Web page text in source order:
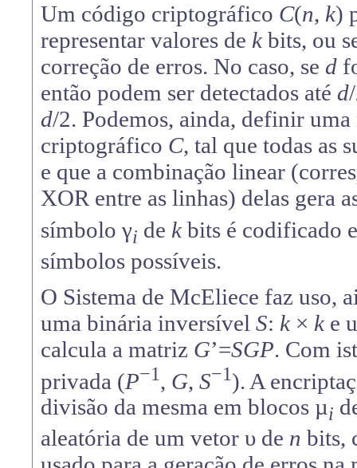
Um código criptográfico C(n, k)
representar valores de kbits, ou
correção de erros. No caso, se d
então podem ser detectados até d
d/2. Podemos, ainda, definir
criptográfico C, tal que todas as
e que a combinação linear
XOR entre as linhas) delas gera
símbolo γi de kbits é codificado
símbolos possíveis.
O Sistema de McEliece faz uso,
uma binária inversível S: k× ke
calcula a matriz G’=SGP. Com
privada (P−1, G, S−1). A
divisão da mesma em blocos µi
aleatória de um vetor υ de n bits,